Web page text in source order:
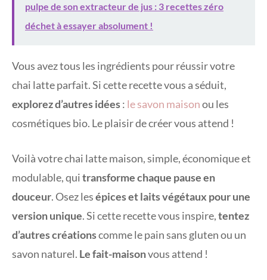
pulpe de son extracteur de jus : 3 recettes zéro
déchet à essayer absolument !
Vous avez tous les ingrédients pour réussir votre
chai latte parfait. Si cette recette vous a séduit,
explorez d’autres idées: le savon maisonou les
cosmétiques bio. Le plaisir de créer vous attend !
Voilà votre chai latte maison, simple, économique et
modulable, quitransforme chaque pause en
douceur. Osez lesépices et laits végétaux pour une
version unique. Si cette recette vous inspire,tentez
d’autres créationscomme le pain sans gluten ou un
savon naturel. Le fait-maisonvous attend !